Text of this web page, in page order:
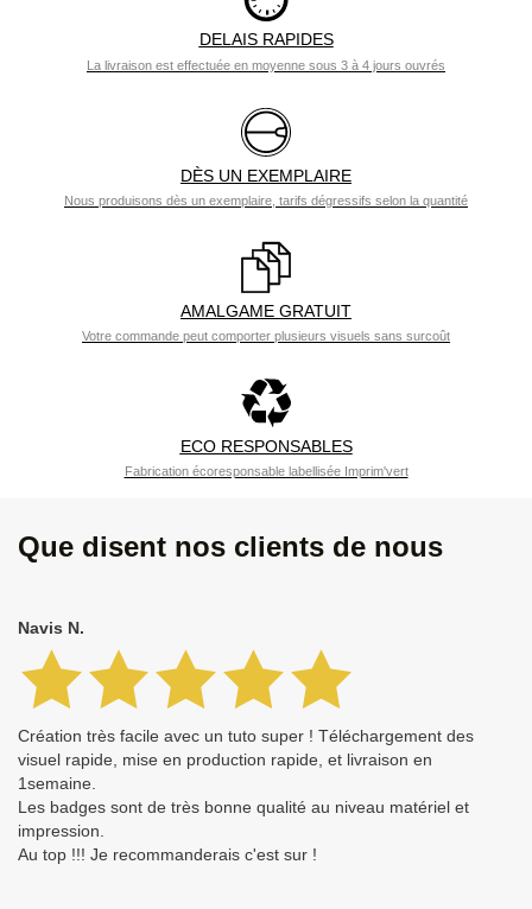
DELAIS RAPIDES
La livraison est effectuée en moyenne sous 3 à 4 jours ouvrés
DÈS UN EXEMPLAIRE
Nous produisons dès un exemplaire, tarifs dégressifs selon la quantité
AMALGAME GRATUIT
Votre commande peut comporter plusieurs visuels sans surcoût
ECO RESPONSABLES
Fabrication écoresponsable labellisée Imprim'vert
Que disent nos clients de nous
Navis N.
Création très facile avec un tuto super ! Téléchargement des
visuel rapide, mise en production rapide, et livraison en
1semaine.
Les badges sont de très bonne qualité au niveau matériel et
impression.
Au top !!! Je recommanderais c'est sur !